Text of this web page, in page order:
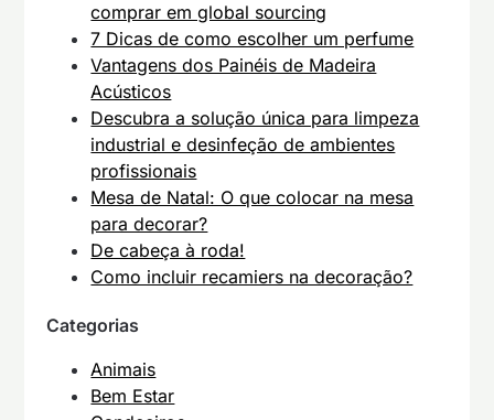
comprar em global sourcing
7 Dicas de como escolher um perfume
Vantagens dos Painéis de Madeira
Acústicos
Descubra a solução única para limpeza
industrial e desinfeção de ambientes
profissionais
Mesa de Natal: O que colocar na mesa
para decorar?
De cabeça à roda!
Como incluir recamiers na decoração?
Categorias
Animais
Bem Estar